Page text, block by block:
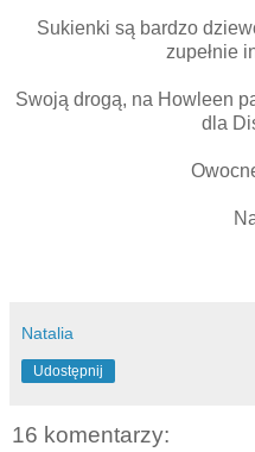
Sukienki są bardzo
zupełnie
Swoją drogą, na Howleen
dla
Natalia
Udostępnij
16 komentarzy: